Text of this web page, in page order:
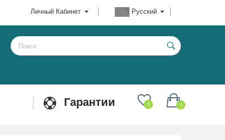
Русский
Личный Кабинет
Гарантии 0
0